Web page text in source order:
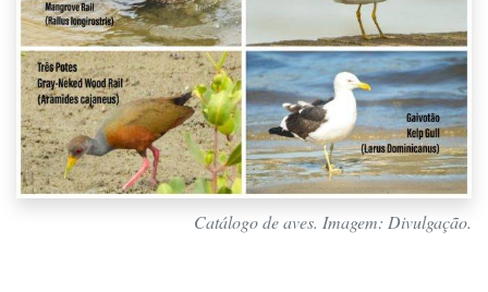
Catálogo de aves. Imagem: Divulgação.